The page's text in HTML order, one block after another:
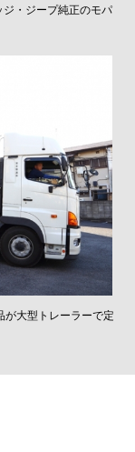
・ジープ純正のモパ
が大型トレーラーで定